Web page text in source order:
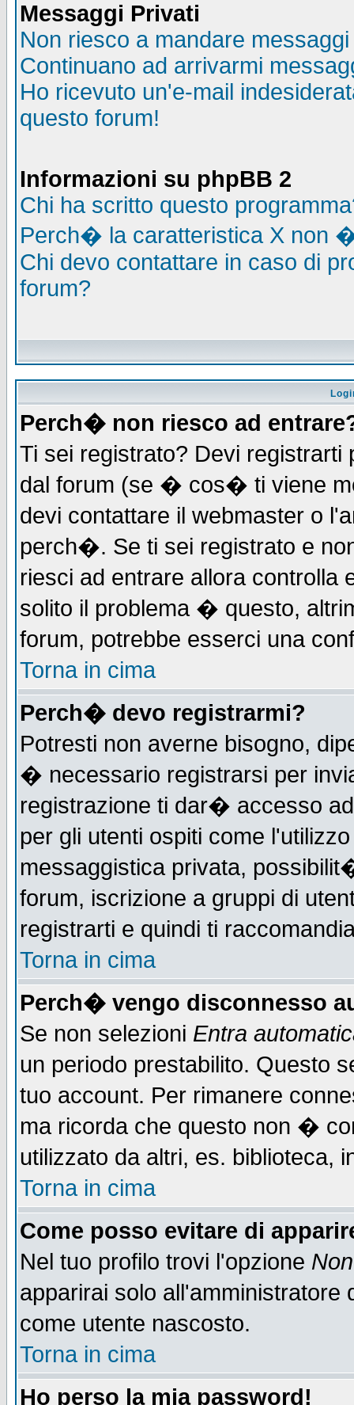
Messaggi Privati
Non riesco a mandare
Continuano ad arrivarmi
Ho ricevuto un'e-mail
questo forum!
Informazioni su phpBB 2
Chi ha scritto questo
Perch� la caratteristica X non
Chi devo contattare in caso di
forum?
Perch� non riesco ad
Ti sei registrato? Devi registrarti
dal forum (se � cos� ti viene
devi contattare il webmaster o
perch�. Se ti sei registrato e
riesci ad entrare allora controlla
solito il problema � questo,
forum, potrebbe esserci una
Torna in cima
Perch� devo registrarmi?
Potresti non averne bisogno,
� necessario registrarsi per
registrazione ti dar� accesso
per gli utenti ospiti come
messaggistica privata,
forum, iscrizione a gruppi di
registrarti e quindi ti
Torna in cima
Perch� vengo disconnesso
Se non selezioni Entra
un periodo prestabilito. Questo
tuo account. Per rimanere
ma ricorda che questo non �
utilizzato da altri, es.
Torna in cima
Come posso evitare di
Nel tuo profilo trovi l'opzione
apparirai solo all'amministratore
come utente nascosto.
Torna in cima
Ho perso la mia password!